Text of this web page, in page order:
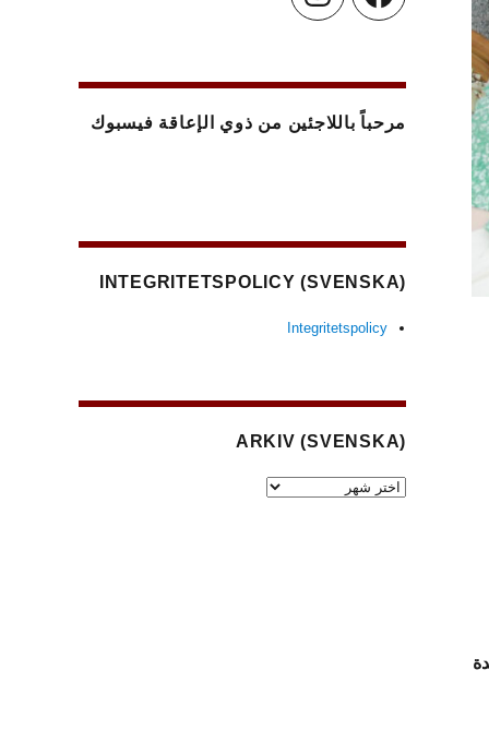
مرحباً باللاجئين من ذوي الإعاقة فيسبوك
(SVENSKA) INTEGRITETSPOLICY
Integritetspolicy
(SVENSKA) ARKIV